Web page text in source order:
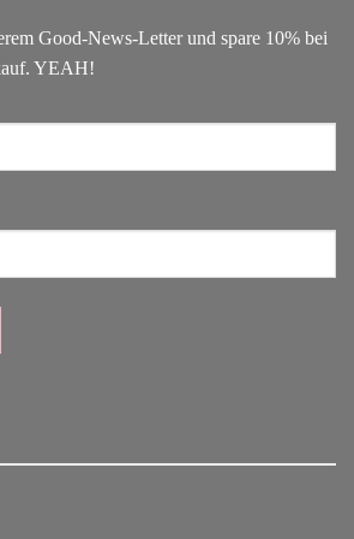
Good-News-Letter und spare 10% bei
YEAH!